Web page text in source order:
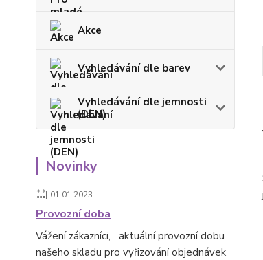
Akce
Vyhledávání dle barev
Vyhledávání dle jemnosti
(DEN)
Novinky
01.01.2023
Provozní doba
Vážení zákazníci, aktuální provozní dobu
našeho skladu pro vyřizování objednávek